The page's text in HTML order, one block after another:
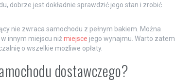
dobrze jest dokładnie sprawdzić jego stan i zrobić
nie zwraca samochodu z pełnym bakiem. Można
innym miejscu niż miejsce jego wynajmu. Warto zatem
o wszelkie możliwe opłaty.
dostawczego?